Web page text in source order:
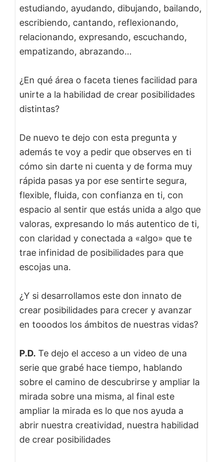
estudiando, ayudando, dibujando, bailando,
escribiendo, cantando, reflexionando,
relacionando, expresando, escuchando,
empatizando, abrazando…
¿En qué área o faceta tienes facilidad para
unirte a la habilidad de crear posibilidades
distintas?
De nuevo te dejo con esta pregunta y
además te voy a pedir que observes en ti
cómo sin darte ni cuenta y de forma muy
rápida pasas ya por ese sentirte segura,
flexible, fluida, con confianza en ti, con
espacio al sentir que estás unida a algo que
valoras, expresando lo más autentico de ti,
con claridad y conectada a «algo» que te
trae infinidad de posibilidades para que
escojas una.
¿Y si desarrollamos este don innato de
crear posibilidades para crecer y avanzar
en tooodos los ámbitos de nuestras vidas?
P.D. Te dejo el acceso a un video de una
serie que grabé hace tiempo, hablando
sobre el camino de descubrirse y ampliar la
mirada sobre una misma, al final este
ampliar la mirada es lo que nos ayuda a
abrir nuestra creatividad, nuestra habilidad
de crear posibilidades